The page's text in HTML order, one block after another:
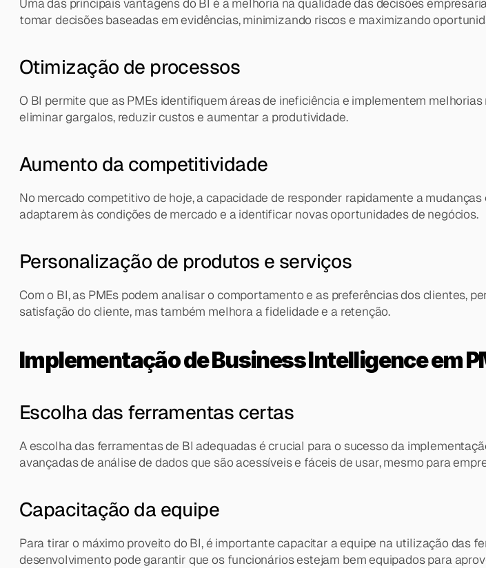
tomar decisões baseadas em evidências, minimizando riscos e maximizando
Otimização de processos
O BI permite que as PMEs identifiquem áreas de ineficiência e implementem
eliminar gargalos, reduzir custos e aumentar a produtividade.
Aumento da competitividade
No mercado competitivo de hoje, a capacidade de responder rapidamente a
adaptarem às condições de mercado e a identificar novas oportunidades de negócios.
Personalização de produtos e serviços
Com o BI, as PMEs podem analisar o comportamento e as preferências dos clientes,
satisfação do cliente, mas também melhora a fidelidade e a retenção.
Implementação de Business Intelligence em
Escolha das ferramentas certas
A escolha das ferramentas de BI adequadas é crucial para o sucesso da
avançadas de análise de dados que são acessíveis e fáceis de usar, mesmo para
Capacitação da equipe
Para tirar o máximo proveito do BI, é importante capacitar a equipe na utilização das
desenvolvimento pode garantir que os funcionários estejam bem equipados para